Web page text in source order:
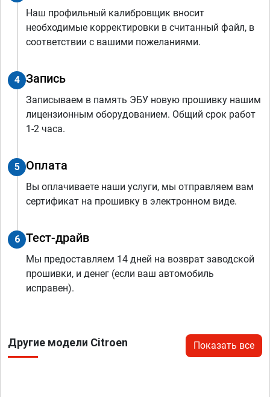
Наш профильный калибровщик вносит
необходимые корректировки в считанный файл, в
соответствии с вашими пожеланиями.
4 Запись
Записываем в память ЭБУ новую прошивку нашим
лицензионным оборудованием. Общий срок работ
1-2 часа.
5 Оплата
Вы оплачиваете наши услуги, мы отправляем вам
сертификат на прошивку в электронном виде.
6 Тест-драйв
Мы предоставляем 14 дней на возврат заводской
прошивки, и денег (если ваш автомобиль
исправен).
Другие модели Citroen Показать все